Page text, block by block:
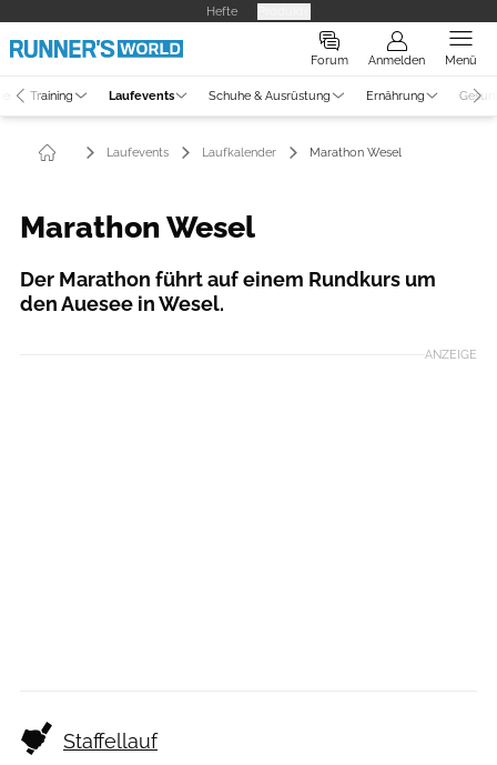
Hefte
Forum Anmelden Menü
Training Laufevents Schuhe & Ausrüstung Ernährung
Laufevents Laufkalender Marathon Wesel
Marathon Wesel
Der Marathon führt auf einem Rundkurs um
den Auesee in Wesel.
ANZEIGE
Staffellauf